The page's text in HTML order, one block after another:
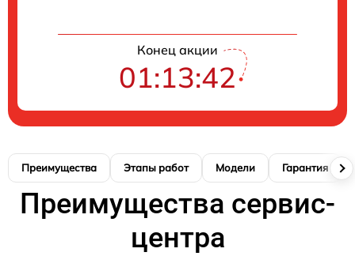
Конец акции
01:13:41
Преимущества Этапы работ Модели Гарантия
Преимущества сервис-
центра